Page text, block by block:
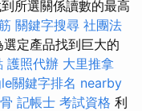
所選關係讀數的最高
關鍵字搜尋 社團法
定產品找到巨大的
護照代辦 大里推拿
關鍵字排名 nearby
記帳士 考試資格 利